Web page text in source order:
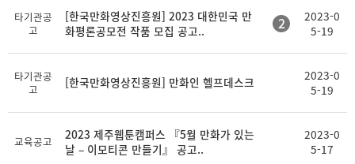
타기관공
고
[한국만화영상진흥원] 2023 대한민국 만
화평론공모전 작품 모집 공고..
2
2023-0
5-19
타기관공
고
[한국만화영상진흥원] 만화인 헬프데스크
2023-0
5-19
교육공고
2023 제주웹툰캠퍼스 『5월 만화가 있는
날 – 이모티콘 만들기』 공고..
2023-0
5-17